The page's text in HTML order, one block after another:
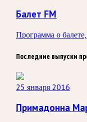
Балет FM
Программа о
Последние выпуски
25 января 2016
Примадонна